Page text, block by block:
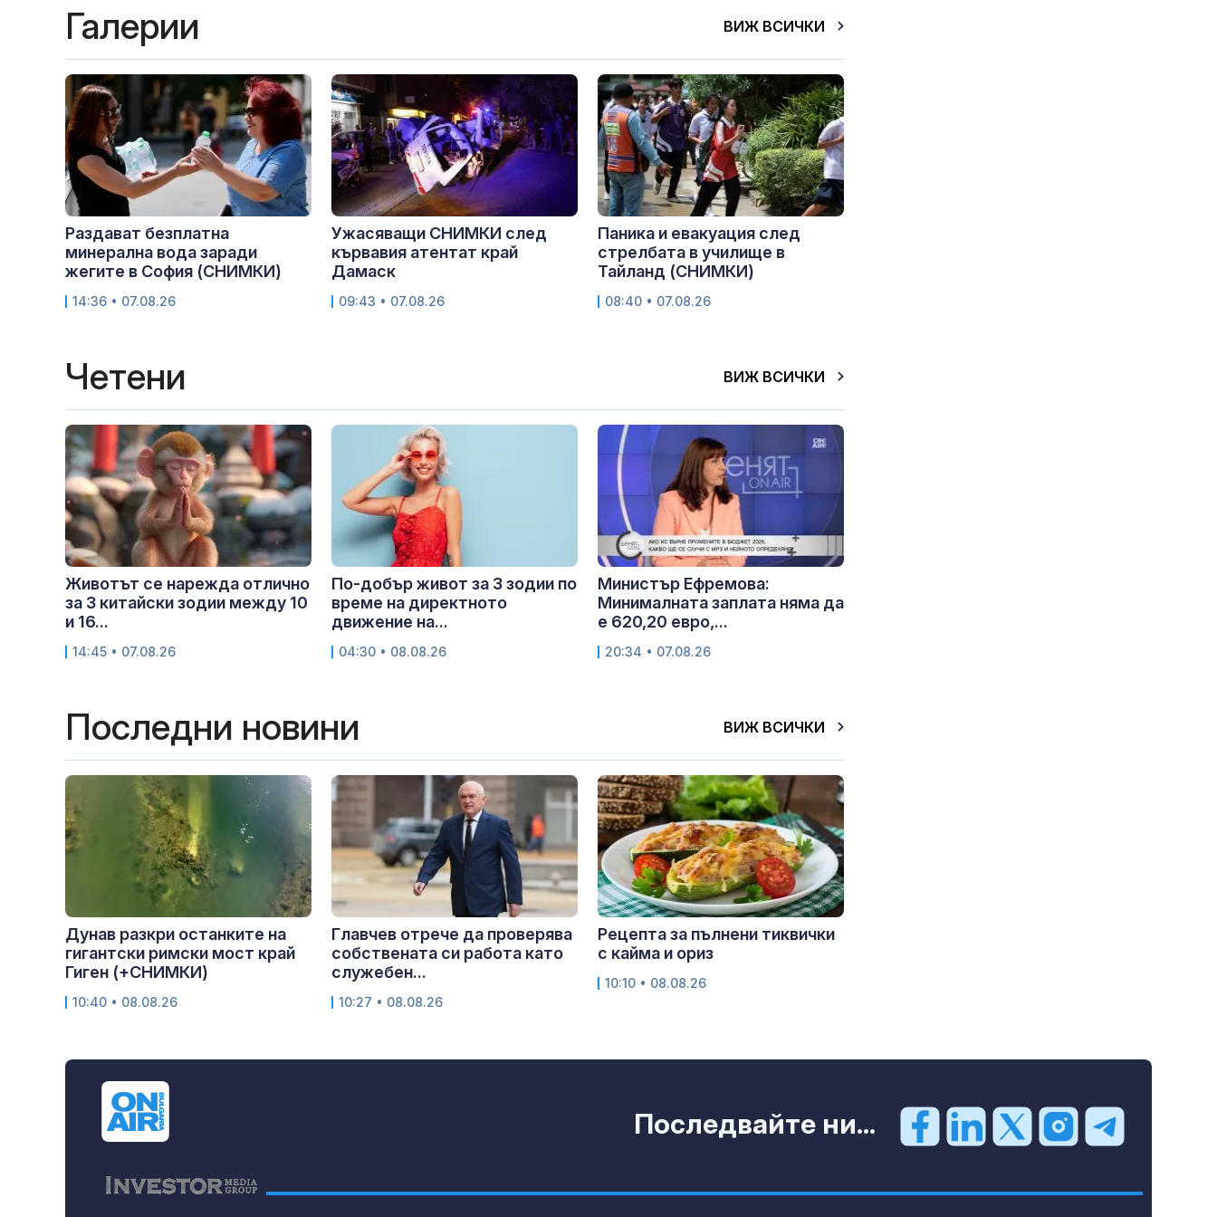
Галерии ВИЖ ВСИЧКИ
Раздават безплатна
минерална вода заради
жегите в София (СНИМКИ)
14:36 • 07.08.26
Ужасяващи СНИМКИ след
кървавия атентат край
Дамаск
09:43 • 07.08.26
Паника и евакуация след
стрелбата в училище в
Тайланд (СНИМКИ)
08:40 • 07.08.26
Четени ВИЖ ВСИЧКИ
Животът се нарежда отлично
за 3 китайски зодии между 10
и 16...
14:45 • 07.08.26
По-добър живот за 3 зодии по
време на директното
движение на...
04:30 • 08.08.26
Министър Ефремова:
Минималната заплата няма да
е 620,20 евро,...
20:34 • 07.08.26
Последни новини ВИЖ ВСИЧКИ
Дунав разкри останките на
гигантски римски мост край
Гиген (+СНИМКИ)
10:40 • 08.08.26
Главчев отрече да проверява
собствената си работа като
служебен...
10:27 • 08.08.26
Рецепта за пълнени тиквички
с кайма и ориз
10:10 • 08.08.26
Последвайте ни...